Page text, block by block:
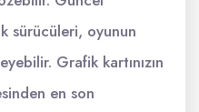
sürücüleri, oyunun
Grafik kartınızın
en son